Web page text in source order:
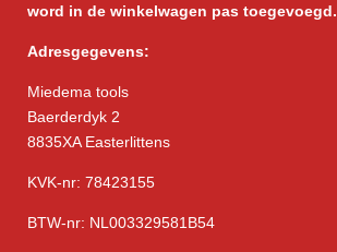
word in de winkelwagen pas toegevoegd.
Adresgegevens:
Miedema tools
Baerderdyk 2
8835XA Easterlittens
KVK-nr: 78423155
BTW-nr: NL003329581B54